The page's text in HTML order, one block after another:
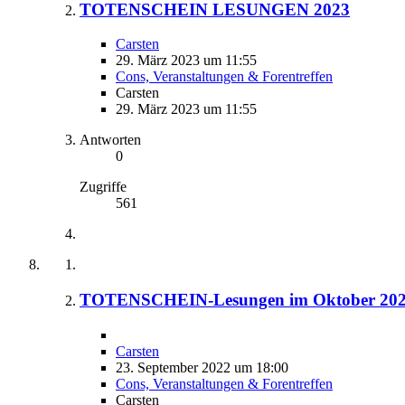
TOTENSCHEIN LESUNGEN 2023
Carsten
29. März 2023 um 11:55
Cons, Veranstaltungen & Forentreffen
Carsten
29. März 2023 um 11:55
Antworten
0
Zugriffe
561
TOTENSCHEIN-Lesungen im Oktober
Carsten
23. September 2022 um 18:00
Cons, Veranstaltungen & Forentreffen
Carsten